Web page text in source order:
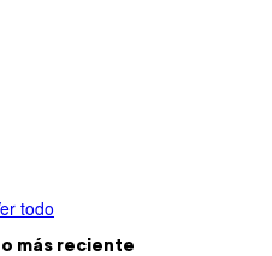
todo
más reciente